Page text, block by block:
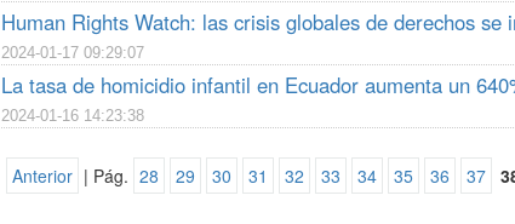
Human Rights Watch: las crisis globales de derechos
2024-01-17 09:29:07
La tasa de homicidio infantil en Ecuador aumenta un
2024-01-16 14:23:38
Anterior | Pág. 28 29 30 31 32 33 34 35 36 37